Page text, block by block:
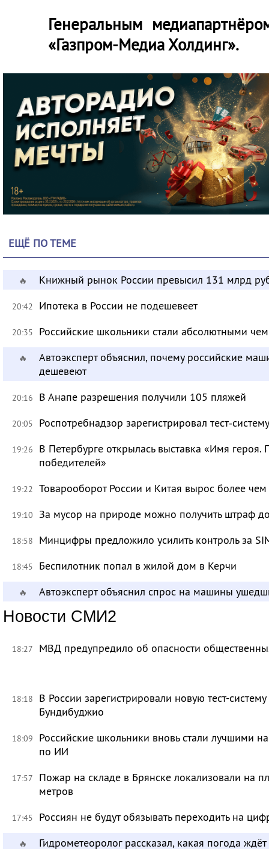
Генеральным
«Газпром-Медиа Холдинг».
ЕЩЁ ПО ТЕМЕ
🔥 Книжный рынок России превысил 131 млрд
20:42 Ипотека в России не подешевеет
20:35 Российские школьники стали абсолютными
🔥
Автоэксперт объяснил, почему российские
дешевеют
20:16 В Анапе разрешения получили 105 пляжей
20:05 Роспотребнадзор зарегистрировал
19:26
В Петербурге открылась выставка «Имя героя.
победителей»
19:22 Товарооборот России и Китая вырос более чем
19:10 За мусор на природе можно получить штраф
18:58 Минцифры предложило усилить контроль за
18:45 Беспилотник попал в жилой дом в Керчи
🔥 Автоэксперт объяснил спрос на машины
Новости СМИ2
18:27 МВД предупредило об опасности
18:18
В России зарегистрировали новую тест-
Бундибуджио
18:09
Российские школьники вновь стали лучшими
по ИИ
17:57
Пожар на складе в Брянске локализовали на
метров
17:45 Россиян не будут обязывать переходить на
🔥 Гидрометеоролог рассказал, какая погода